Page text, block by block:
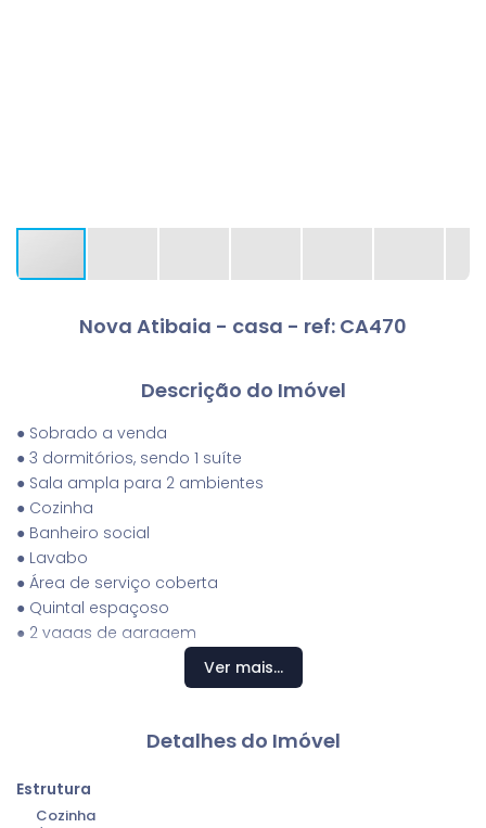
Nova Atibaia - casa - ref: CA470
Descrição do Imóvel
● Sobrado a venda
● 3 dormitórios, sendo 1 suíte
● Sala ampla para 2 ambientes
● Cozinha
● Banheiro social
● Lavabo
● Área de serviço coberta
● Quintal espaçoso
● 2 vagas de garagem
Ver mais...
Detalhes do Imóvel
Estrutura
Cozinha